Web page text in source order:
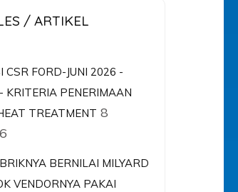
/ ARTIKEL
CSR FORD-JUNI 2026 -
KRITERIA PENERIMAAN
TREATMENT 8
BERNILAI MILYARD
VENDORNYA PAKAI